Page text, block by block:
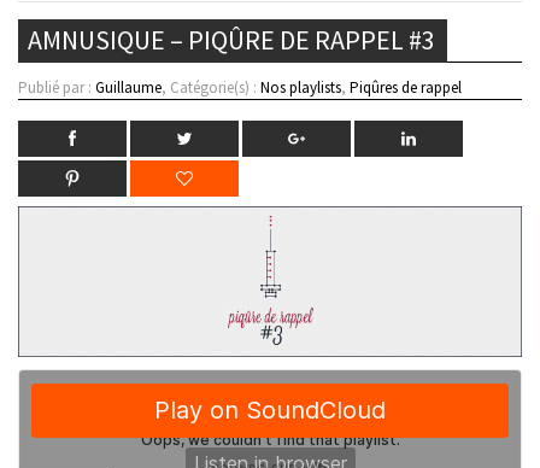
AMNUSIQUE – PIQÛRE DE RAPPEL #3
Publié par : Guillaume, Catégorie(s) : Nos playlists, Piqûres de rappel